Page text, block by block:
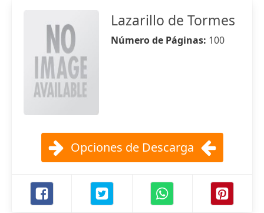
Lazarillo de Tormes
Número de Páginas: 100
Opciones de Descarga